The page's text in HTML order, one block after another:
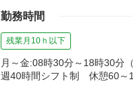
勤務時間
残業月10ｈ以下
月～金:08時30分～18時30分
週40時間シフト制 休憩60～